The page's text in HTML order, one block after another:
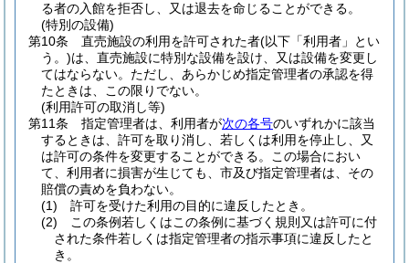
る者の入館を拒否し、又は退去を命じることができる。
(特別の設備)
第10条
直売施設の利用を許可された者(以下「利用者」とい
う。)は、直売施設に特別な設備を設け、又は設備を変更し
てはならない。 ただし、あらかじめ指定管理者の承認を得
たときは、この限りでない。
(利用許可の取消し等)
第11条
指定管理者は、利用者が次の各号のいずれかに該当
するときは、許可を取り消し、若しくは利用を停止し、又
は許可の条件を変更することができる。
この場合におい
て、利用者に損害が生じても、市及び指定管理者は、その
賠償の責めを負わない。
(1)
許可を受けた利用の目的に違反したとき。
(2)
この条例若しくはこの条例に基づく規則又は許可に付
された条件若しくは指定管理者の指示事項に違反したと
き。